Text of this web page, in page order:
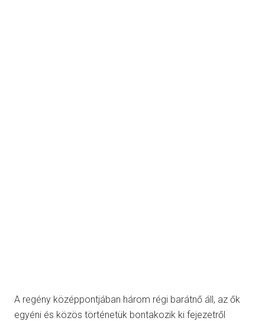
A regény középpontjában három régi barátnő áll, az ők
egyéni és közös történetük bontakozik ki fejezetről